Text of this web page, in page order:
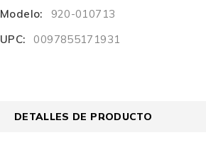
Modelo:
920-010713
UPC:
0097855171931
DETALLES DE PRODUCTO